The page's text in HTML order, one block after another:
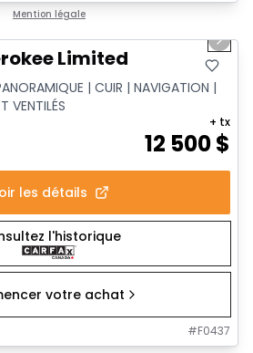
Mention légale
Next
Limited
| CUIR | NAVIGATION |
VENTILÉS
12 500$
+ tx
les détails
l'historique
votre achat
#F0437